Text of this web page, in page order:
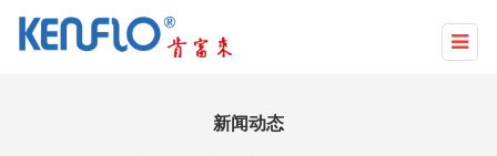
新闻动态